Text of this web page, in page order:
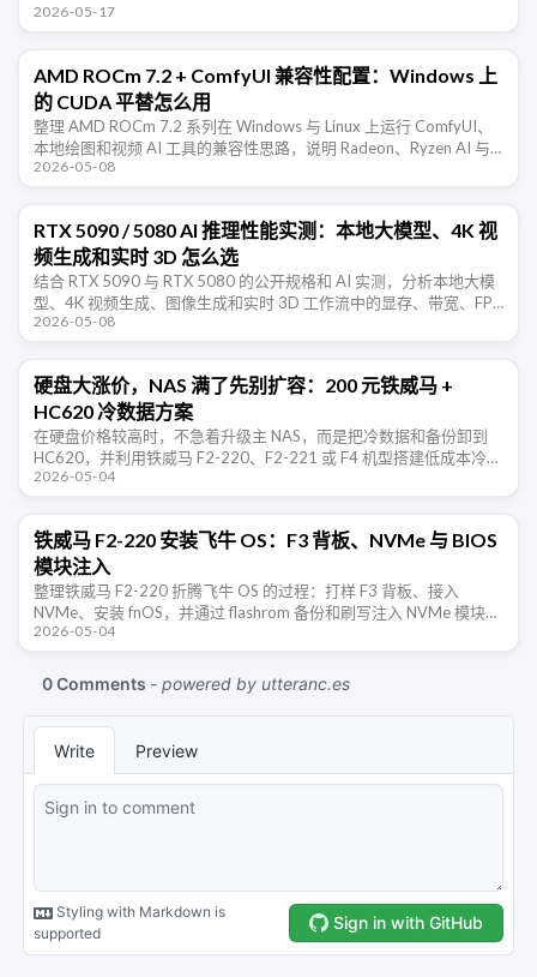
2026-05-17
AMD ROCm 7.2 + ComfyUI 兼容性配置：Windows 上
的 CUDA 平替怎么用
整理 AMD ROCm 7.2 系列在 Windows 与 Linux 上运行 ComfyUI、
本地绘图和视频 AI 工具的兼容性思路，说明 Radeon、Ryzen AI 与
CUDA 平替路线的取 …
2026-05-08
RTX 5090 / 5080 AI 推理性能实测：本地大模型、4K 视
频生成和实时 3D 怎么选
结合 RTX 5090 与 RTX 5080 的公开规格和 AI 实测，分析本地大模
型、4K 视频生成、图像生成和实时 3D 工作流中的显存、带宽、FP4
与软件生态取舍。
2026-05-08
硬盘大涨价，NAS 满了先别扩容：200 元铁威马 +
HC620 冷数据方案
在硬盘价格较高时，不急着升级主 NAS，而是把冷数据和备份卸到
HC620，并利用铁威马 F2-220、F2-221 或 F4 机型搭建低成本冷数
据节点。
2026-05-04
铁威马 F2-220 安装飞牛 OS：F3 背板、NVMe 与 BIOS
模块注入
整理铁威马 F2-220 折腾飞牛 OS 的过程：打样 F3 背板、接入
NVMe、安装 fnOS，并通过 flashrom 备份和刷写注入 NVMe 模块后
的 BIOS。
2026-05-04